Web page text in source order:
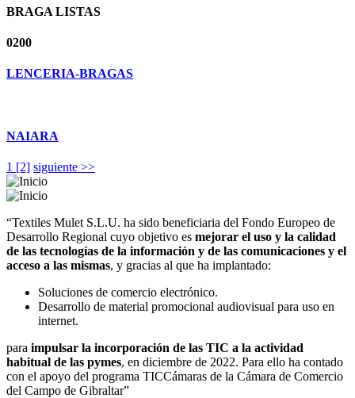
BRAGA LISTAS
0200
LENCERIA-BRAGAS
NAIARA
1 [2] siguiente >>
“Textiles Mulet S.L.U. ha sido beneficiaria del Fondo Europeo de
Desarrollo Regional cuyo objetivo es mejorar el uso y la calidad
de las tecnologías de la información y de las comunicaciones y el
acceso a las mismas, y gracias al que ha implantado:
Soluciones de comercio electrónico.
Desarrollo de material promocional audiovisual para uso en
internet.
para impulsar la incorporación de las TIC a la actividad
habitual de las pymes, en diciembre de 2022. Para ello ha contado
con el apoyo del programa TICCámaras de la Cámara de Comercio
del Campo de Gibraltar”